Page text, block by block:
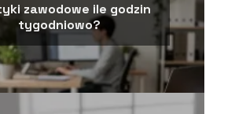
zawodowe ile godzin
tygodniowo?